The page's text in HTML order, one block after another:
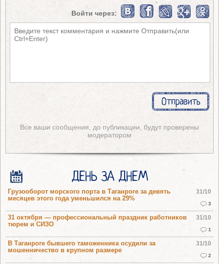
Войти через:
Все ваши сообщения, до публикации, будут проверены
модератором
ДЕНЬ ЗА ДНЕМ
31/10
3
Грузооборот морского порта в Таганроге за девять
месяцев этого года уменьшился на 29%
31/10
1
31 октября — профессиональный праздник работников
тюрем и СИЗО
31/10
2
В Таганроге бывшего таможенника осудили за
мошенничество в крупном размере